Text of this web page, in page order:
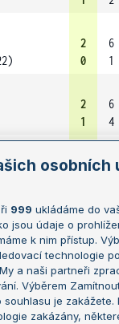
2
0
6
1
2
1
6
4
2
7
2
0
6
1
2
1
4
6
osobních
999 ukládáme do
jsou údaje o
k nim přístup.
technologie
a naši partneři
Výběrem
souhlasu je zakážete.
zakázány,